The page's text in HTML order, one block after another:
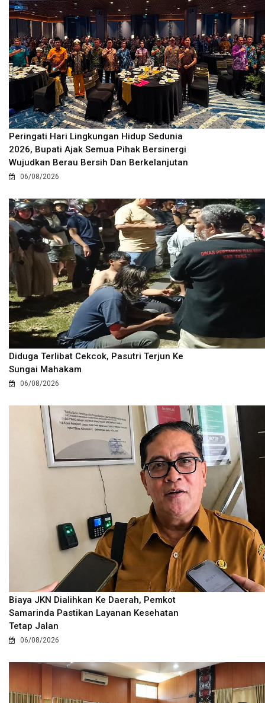
Peringati Hari Lingkungan Hidup Sedunia
2026, Bupati Ajak Semua Pihak Bersinergi
Wujudkan Berau Bersih Dan Berkelanjutan
06/08/2026
Diduga Terlibat Cekcok, Pasutri Terjun Ke
Sungai Mahakam
06/08/2026
Biaya JKN Dialihkan Ke Daerah, Pemkot
Samarinda Pastikan Layanan Kesehatan
Tetap Jalan
06/08/2026